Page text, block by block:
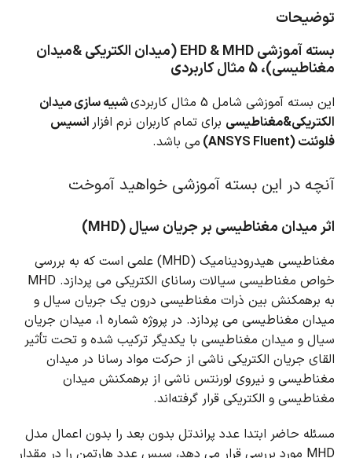
توضیحات
بسته آموزشی EHD & MHD (میدان الکتریکی &میدان
مغناطیسی)، 5 مثال کاربردی
این بسته آموزشی شامل 5 مثال کاربردی
شبیه سازی میدان
الکتریکی&مغناطیسی برای تمام کاربران نرم افزار انسیس
فلوئنت (ANSYS Fluent)
می باشد.
آنچه در این بسته آموزشی خواهید آموخت
اثر میدان مغناطیسی بر جریان سیال (MHD)
مغناطیسی هیدرودینامیک (MHD) علمی است که به بررسی
خواص مغناطیسی سیالات رسانای الکتریکی می پردازد. MHD
به برهمکنش بین ذرات مغناطیسی درون یک جریان سیال و
میدان مغناطیسی می پردازد.
در پروژه شماره 1، میدان جریان
سیال و میدان مغناطیسی با یکدیگر ترکیب شده و تحت تأثیر
القای جریان الکتریکی ناشی از حرکت مواد رسانا در میدان
مغناطیسی و نیروی لورنتس ناشی از برهمکنش میدان
مغناطیسی و الکتریکی قرار گرفته‌اند.
مسئله حاضر ابتدا عدد پراندتل بدون بعد را بدون اعمال مدل
MHD مورد بررسی قرار می دهد، سپس عدد هارتمن را در مقدار